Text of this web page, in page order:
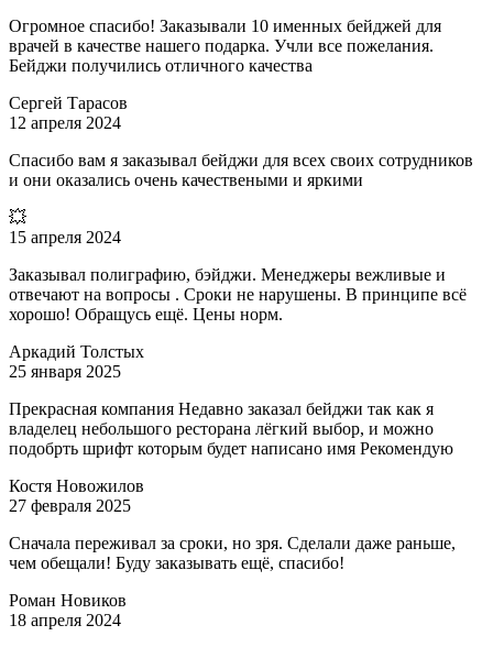
Огромное спасибо! Заказывали 10 именных бейджей для
врачей в качестве нашего подарка. Учли все пожелания.
Бейджи получились отличного качества
Сергей Тарасов
12 апреля 2024
Спасибо вам я заказывал бейджи для всех своих сотрудников
и они оказались очень качествеными и яркими
💥
15 апреля 2024
Заказывал полиграфию, бэйджи. Менеджеры вежливые и
отвечают на вопросы . Сроки не нарушены. В принципе всё
хорошо! Обращусь ещё. Цены норм.
Аркадий Толстых
25 января 2025
Прекрасная компания Недавно заказал бейджи так как я
владелец небольшого ресторана лёгкий выбор, и можно
подобрть шрифт которым будет написано имя Рекомендую
Костя Новожилов
27 февраля 2025
Сначала переживал за сроки, но зря. Сделали даже раньше,
чем обещали! Буду заказывать ещё, спасибо!
Роман Новиков
18 апреля 2024